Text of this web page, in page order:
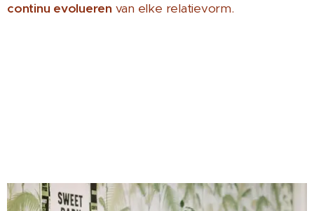
continu evolueren van elke relatievorm.